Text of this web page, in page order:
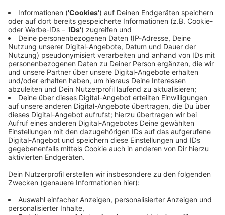
Anzeige
Museen in NRW müssen nicht langweilig sein – im
Gegenteil:
Landschaftspark Duisburg-Nord –
Industriekultur hautnah erleben – mit
Kletterrouten in alten Hochöfen und
Lichtinstallationen bei Nacht.
Tipp:Die Führungen im Dunkeln mit Taschenlampe
sind ein echtes Highlight!
Anzeige
Besonders toll für Kinder: